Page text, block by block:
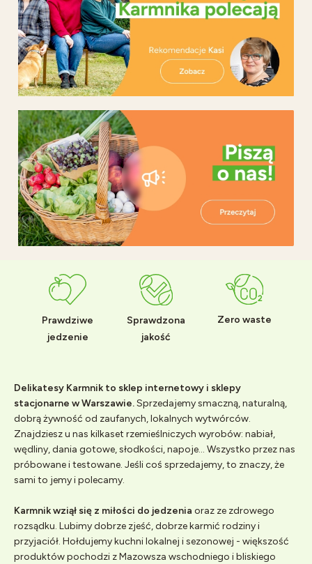
Prawdziwe
jedzenie
Sprawdzona
jakość
Zero waste
Delikatesy Karmnik to sklep internetowy i sklepy
stacjonarne w Warszawie.Sprzedajemy smaczną, naturalną,
dobrą żywność od zaufanych, lokalnych wytwórców.
Znajdziesz u nas kilkaset rzemieślniczych wyrobów: nabiał,
wędliny, dania gotowe, słodkości, napoje... Wszystko przez nas
próbowane i testowane. Jeśli coś sprzedajemy, to znaczy, że
sami to jemy i polecamy.
Karmnik wziął się z miłości do jedzenia oraz ze zdrowego
rozsądku. Lubimy dobrze zjeść, dobrze karmić rodziny i
przyjaciół. Hołdujemy kuchni lokalnej i sezonowej - większość
produktów pochodzi z Mazowsza wschodniego i bliskiego